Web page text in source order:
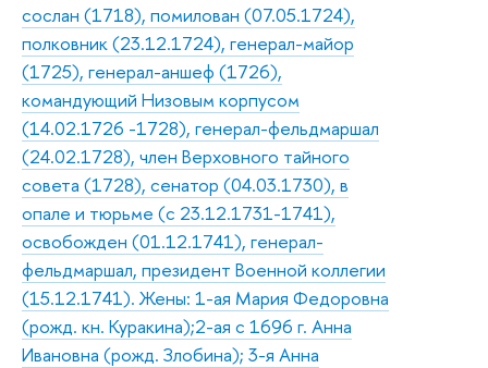
сослан (1718), помилован (07.05.1724),
полковник (23.12.1724), генерал-майор
(1725), генерал-аншеф (1726),
командующий Низовым корпусом
(14.02.1726 -1728), генерал-фельдмаршал
(24.02.1728), член Верховного тайного
совета (1728), сенатор (04.03.1730), в
опале и тюрьме (с 23.12.1731-1741),
освобожден (01.12.1741), генерал-
фельдмаршал, президент Военной коллегии
(15.12.1741). Жены: 1-ая Мария Федоровна
(рожд. кн. Куракина);2-ая с 1696 г. Анна
Ивановна (рожд. Злобина); 3-я Анна